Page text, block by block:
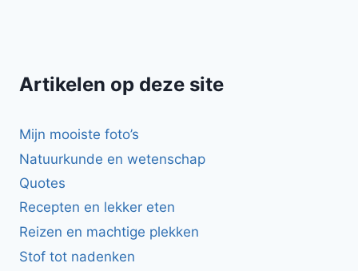
Artikelen op deze site
Mijn mooiste foto’s
Natuurkunde en wetenschap
Quotes
Recepten en lekker eten
Reizen en machtige plekken
Stof tot nadenken